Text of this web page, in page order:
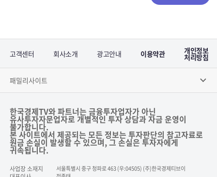
고객센터 회사소개 광고안내 이용약관 개인정보
처리방침
패밀리사이트
한국경제TV와 파트너는 금융투자업자가 아닌
유사투자자문업자로 개별적인 투자 상담과 자금 운영이
불가합니다.
본 사이트에서 제공되는 모든 정보는 투자판단의 참고자료로
원금 손실이 발생할 수 있으며, 그 손실은 투자자에게
귀속됩니다.
사업장 소재지 서울특별시 중구 청파로 463 (우:04505) (주)한국경제티브이